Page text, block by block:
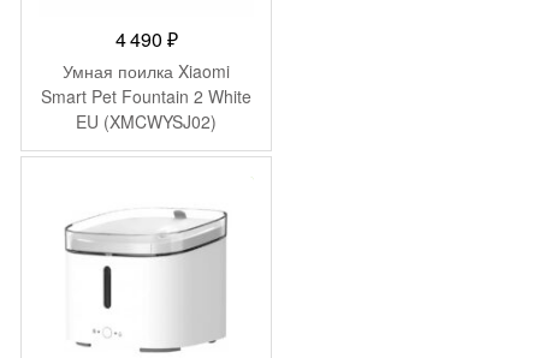
4 490 ₽
Умная поилка Xiaomi
Smart Pet Fountain 2 White
EU (XMCWYSJ02)